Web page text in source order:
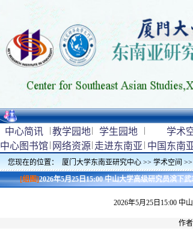
中心简讯 |教学园地| 学生园地 | 学术
中心图书馆 | 网络资源| 走进东南亚 | 中国东南
您现在的位置： 厦门大学东南亚研究中心 >> 学术空间 >>
[组图]2026年5月25日15:00 中山大学高级研究员滨下
2026年5月25日15:00 中
作